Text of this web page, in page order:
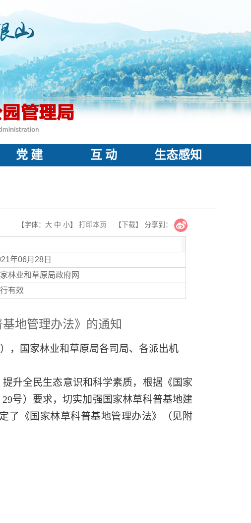
党 建 互 动 生态感知
【字体： 大 中 小】 打印本页 【下载】 分享到：
年06月28日
林业和草原局政府网
有效
地管理办法》的通知
，国家林业和草原局各司局、各派出机
升全民生态意识和科学素质，根据《国家
号）要求，切实加强国家林草科普基地建
了《国家林草科普基地管理办法》（见附